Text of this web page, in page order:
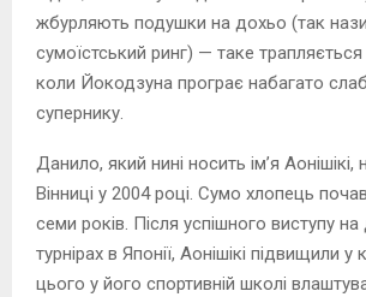
жбурляють подушки на дохьо (так
сумоїстський ринг) — таке трапляється
коли Йокодзуна програє набагато
супернику.
Данило, який нині носить ім’я Аонішікі,
Вінниці у 2004 році. Сумо хлопець
семи років. Після успішного виступу на
турнірах в Японії, Аонішікі підвищили у
цього у його спортивній школі